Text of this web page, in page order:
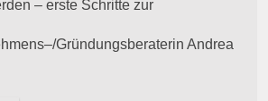
– erste Schritte zur
Gründungsberaterin Andrea